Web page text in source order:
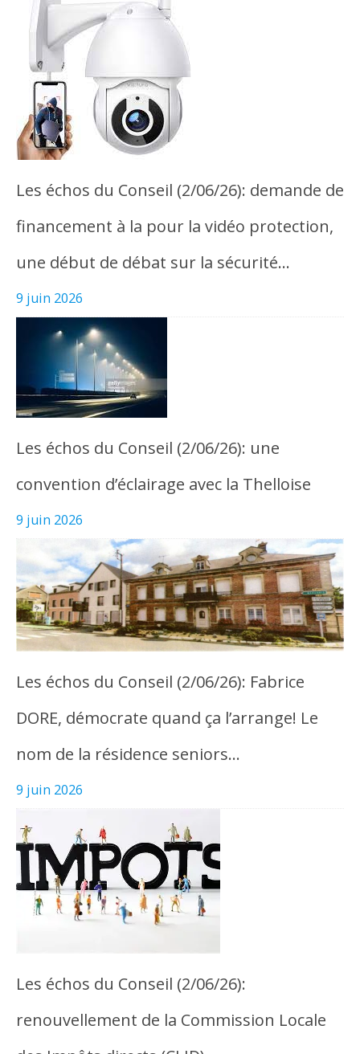
Les échos du Conseil (2/06/26): demande de
financement à la pour la vidéo protection,
une début de débat sur la sécurité…
9 juin 2026
Les échos du Conseil (2/06/26): une
convention d’éclairage avec la Thelloise
9 juin 2026
Les échos du Conseil (2/06/26): Fabrice
DORE, démocrate quand ça l’arrange! Le
nom de la résidence seniors…
9 juin 2026
Les échos du Conseil (2/06/26):
renouvellement de la Commission Locale